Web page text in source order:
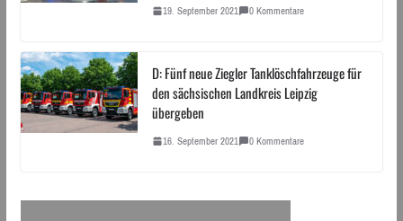
19. September 2021 0 Kommentare
D: Fünf neue Ziegler Tanklöschfahrzeuge für
den sächsischen Landkreis Leipzig
übergeben
16. September 2021 0 Kommentare